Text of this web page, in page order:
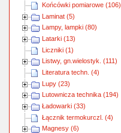
Końcówki pomiarowe (106)
Laminat (5)
Lampy, lampki (80)
Latarki (13)
Liczniki (1)
Listwy, gn.wielostyk. (111)
Literatura techn. (4)
Lupy (23)
Lutownicza technika (194)
Ładowarki (33)
Łącznik termokurczl. (4)
Magnesy (6)